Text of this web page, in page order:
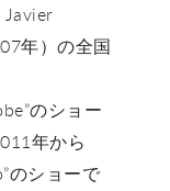
年）の全国
のショー
年から
のショーで